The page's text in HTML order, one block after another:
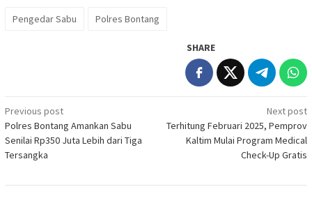
Pengedar Sabu Polres Bontang
SHARE
Post
navigation
Previous post
Polres Bontang Amankan Sabu
Senilai Rp350 Juta Lebih dari Tiga
Tersangka
Next post
Terhitung Februari 2025, Pemprov
Kaltim Mulai Program Medical
Check-Up Gratis